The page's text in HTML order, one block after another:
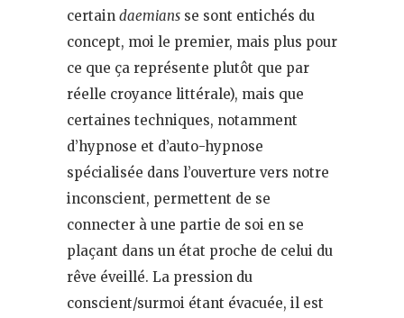
certain daemians se sont entichés du
concept, moi le premier, mais plus pour
ce que ça représente plutôt que par
réelle croyance littérale), mais que
certaines techniques, notamment
d’hypnose et d’auto-hypnose
spécialisée dans l’ouverture vers notre
inconscient, permettent de se
connecter à une partie de soi en se
plaçant dans un état proche de celui du
rêve éveillé. La pression du
conscient/surmoi étant évacuée, il est